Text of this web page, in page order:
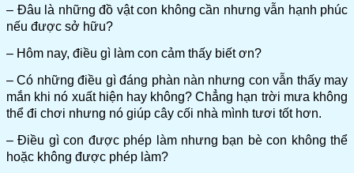
– Đâu là những đồ vật con không cần nhưng vẫn hạnh phúc
nếu được sở hữu?
– Hôm nay, điều gì làm con cảm thấy biết ơn?
– Có những điều gì đáng phàn nàn nhưng con vẫn thấy may
mắn khi nó xuất hiện hay không? Chẳng hạn trời mưa không
thể đi chơi nhưng nó giúp cây cối nhà mình tươi tốt hơn.
– Điều gì con được phép làm nhưng bạn bè con không thể
hoặc không được phép làm?